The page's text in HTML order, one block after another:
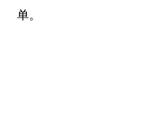
单。